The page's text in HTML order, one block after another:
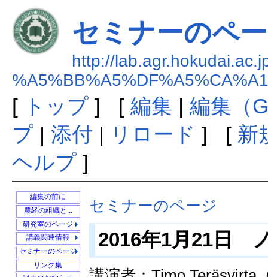
セミナーのペ
http://
[ トップ] [ 編集 | 編集（
プ| 添付 | リロード ] [ 新
ヘルプ]
編集の前に
農経の組織と...
研究室のページ
農業環境政策学
農業経営学
開発経済学
協同組合学
食料農業市場学
坂爪
講義関連情報
2012年度卒論...
2013年度農業...
セミナーのページ
Modelling_Vol...
リンク集
セミナーのページ
2016年1月21日